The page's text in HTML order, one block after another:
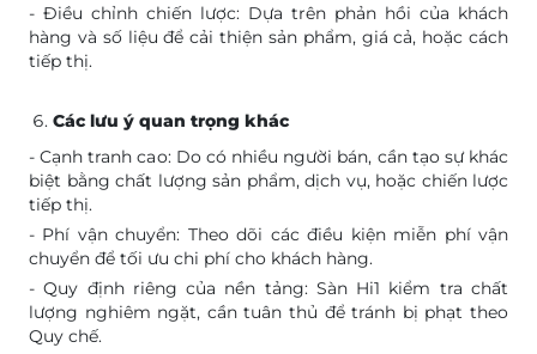
- Điều chỉnh chiến lược: Dựa trên phản hồi của khách
hàng và số liệu để cải thiện sản phẩm, giá cả, hoặc cách
tiếp thị.
Các lưu ý quan trọng khác
- Cạnh tranh cao: Do có nhiều người bán, cần tạo sự khác
biệt bằng chất lượng sản phẩm, dịch vụ, hoặc chiến lược
tiếp thị.
- Phí vận chuyển: Theo dõi các điều kiện miễn phí vận
chuyển để tối ưu chi phí cho khách hàng.
- Quy định riêng của nền tảng: Sàn Hi1 kiểm tra chất
lượng nghiêm ngặt, cần tuân thủ để tránh bị phạt theo
Quy chế.